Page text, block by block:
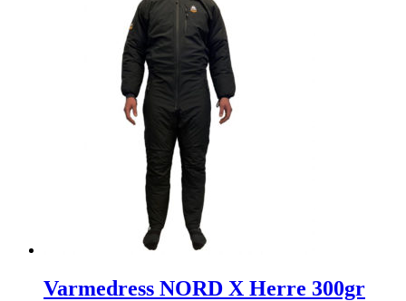
Varmedress NORD X Herre 300gr